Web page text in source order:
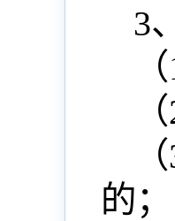
3
（
（
（
的；